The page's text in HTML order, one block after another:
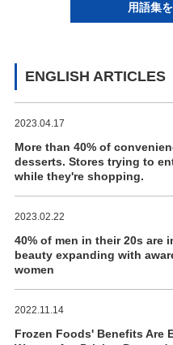
用語集
ENGLISH ARTICLES
2023.04.17
More than 40% of
desserts. Stores trying to
while they're shopping.
2023.02.22
40% of men in their 20s are
beauty expanding with
women
2022.11.14
Frozen Foods' Benefits Are